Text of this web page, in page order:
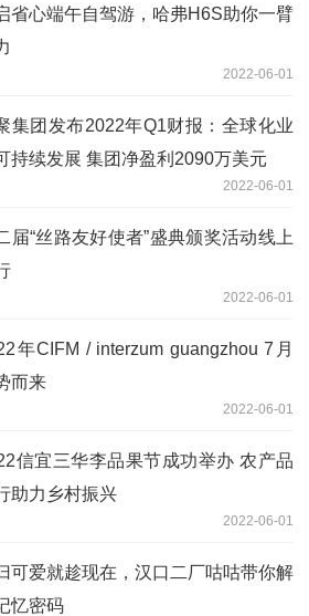
省心端午自驾游，哈弗H6S助你一臂
2022-06-01
集团发布2022年Q1财报：全球化业
持续发展 集团净盈利2090万美元
2022-06-01
届“丝路友好使者”盛典颁奖活动线上
2022-06-01
年CIFM / interzum guangzhou 7月
而来
2022-06-01
信宜三华李品果节成功举办 农产品
助力乡村振兴
2022-06-01
可爱就趁现在，汉口二厂咕咕带你解
忆密码